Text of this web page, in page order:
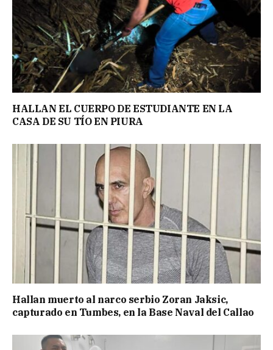
HALLAN EL CUERPO DE ESTUDIANTE EN LA
CASA DE SU TÍO EN PIURA
Hallan muerto al narco serbio Zoran Jaksic,
capturado en Tumbes, en la Base Naval del Callao